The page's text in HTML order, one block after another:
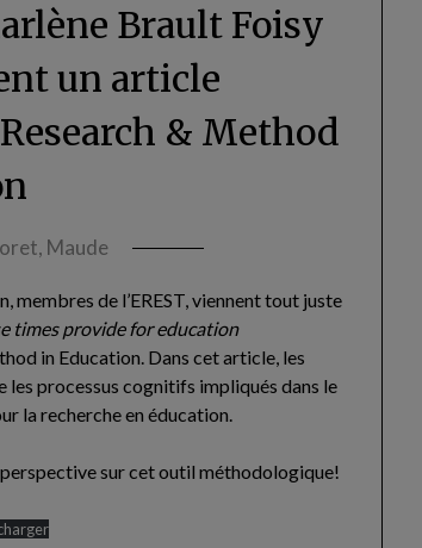
Brault Foisy
un article
& Method
Maude
de l’EREST, viennent tout juste
times provide for education
in Education. Dans cet article, les
les processus cognitifs impliqués dans le
la recherche en éducation.
sur cet outil méthodologique!